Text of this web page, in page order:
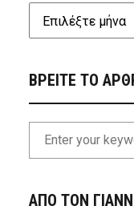
ΒΡΕΙΤΕ ΤΟ
ΑΠΟ ΤΟΝ